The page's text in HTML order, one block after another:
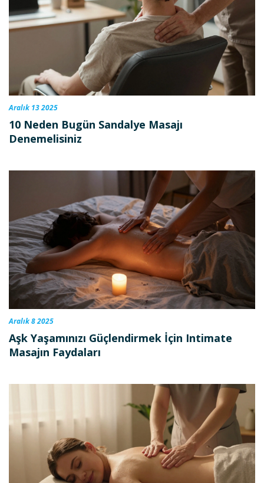
Aralık 13 2025
10 Neden Bugün Sandalye Masajı
Denemelisiniz
Aralık 8 2025
Aşk Yaşamınızı Güçlendirmek İçin Intimate
Masajın Faydaları